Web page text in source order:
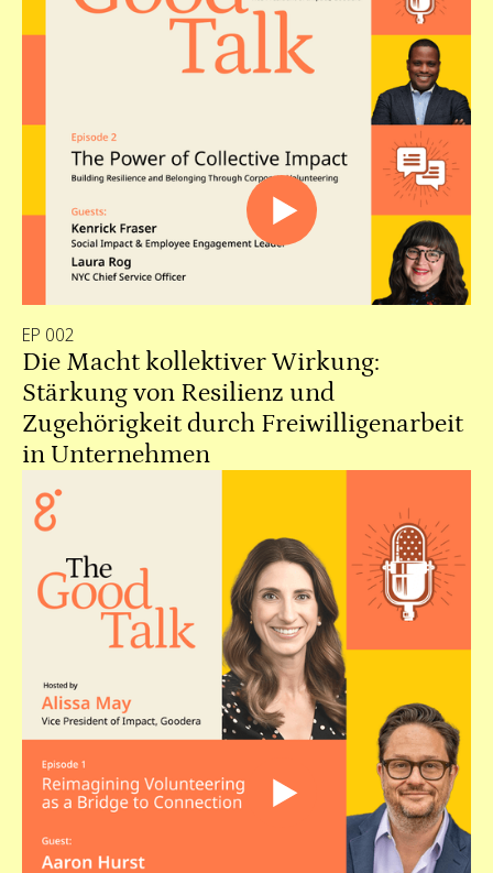
EP 002
Die Macht kollektiver Wirkung:
Stärkung von Resilienz und
Zugehörigkeit durch Freiwilligenarbeit
in Unternehmen